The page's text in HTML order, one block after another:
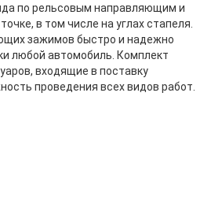
по рельсовым направляющим и
в том числе на углах стапеля.
зажимов быстро и надежно
любой автомобиль. Комплект
входящие в поставку
проведения всех видов работ.